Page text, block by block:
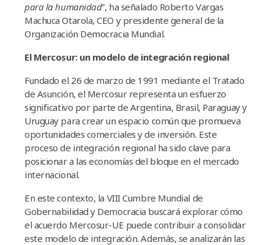
para la humanidad”, ha señalado Roberto Vargas
Machuca Otarola, CEO y presidente general de la
Organización Democracia Mundial.
El Mercosur: un modelo de integración regional
Fundado el 26 de marzo de 1991 mediante el Tratado
de Asunción, el Mercosur representa un esfuerzo
significativo por parte de Argentina, Brasil, Paraguay y
Uruguay para crear un espacio común que promueva
oportunidades comerciales y de inversión. Este
proceso de integración regional ha sido clave para
posicionar a las economías del bloque en el mercado
internacional.
En este contexto, la VIII Cumbre Mundial de
Gobernabilidad y Democracia buscará explorar cómo
el acuerdo Mercosur-UE puede contribuir a consolidar
este modelo de integración. Además, se analizarán las